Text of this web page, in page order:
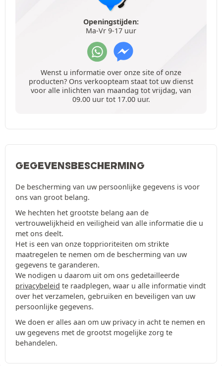
Openingstijden:
Ma-Vr 9-17 uur
Wenst u informatie over onze site of onze
producten? Ons verkoopteam staat tot uw dienst
voor alle inlichten van maandag tot vrijdag, van
09.00 uur tot 17.00 uur.
GEGEVENSBESCHERMING
De bescherming van uw persoonlijke gegevens is voor
ons van groot belang.
We hechten het grootste belang aan de
vertrouwelijkheid en veiligheid van alle informatie die u
met ons deelt.
Het is een van onze topprioriteiten om strikte
maatregelen te nemen om de bescherming van uw
gegevens te garanderen.
We nodigen u daarom uit om ons gedetailleerde
privacybeleid te raadplegen, waar u alle informatie vindt
over het verzamelen, gebruiken en beveiligen van uw
persoonlijke gegevens.
We doen er alles aan om uw privacy in acht te nemen en
uw gegevens met de grootst mogelijke zorg te
behandelen.